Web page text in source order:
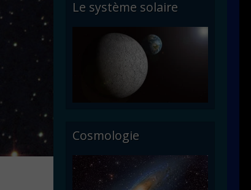
Le système solaire
Cosmologie